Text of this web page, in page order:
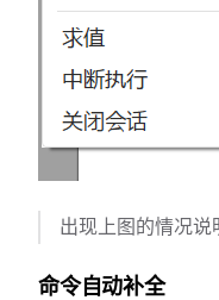
出现上图的情况说
命令自动补全